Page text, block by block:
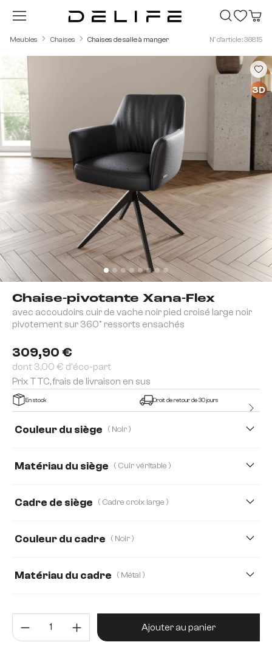
Passer au contenu principal
Meubles Chaises Chaises de salle à manger N° d'article : 36815
Chaise-pivotante Xana-Flex
avec accoudoirs cuir de vache noir pied croisé large noir
pivotement sur 360° ressorts ensachés
309,90 €
dont 3,00 € d'éco-part
Prix TTC, frais de livraison en sus
En stock Droit de retour de 30 jours
Couleur du siège ( Noir )
Matériau du siège ( Cuir véritable )
Cadre de siège ( Cadre croix large )
Couleur du cadre ( Noir )
Matériau du cadre ( Métal )
Quantité de produit : Entrez la
Ajouter au panier
Ignorer la galerie d'images
3D